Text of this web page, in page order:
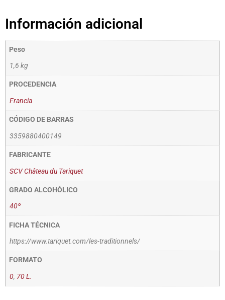
Información adicional
Peso
1,6 kg
PROCEDENCIA
Francia
CÓDIGO DE BARRAS
3359880400149
FABRICANTE
SCV Château du Tariquet
GRADO ALCOHÓLICO
40º
FICHA TÉCNICA
https://www.tariquet.com/les-traditionnels/
FORMATO
0, 70 L.